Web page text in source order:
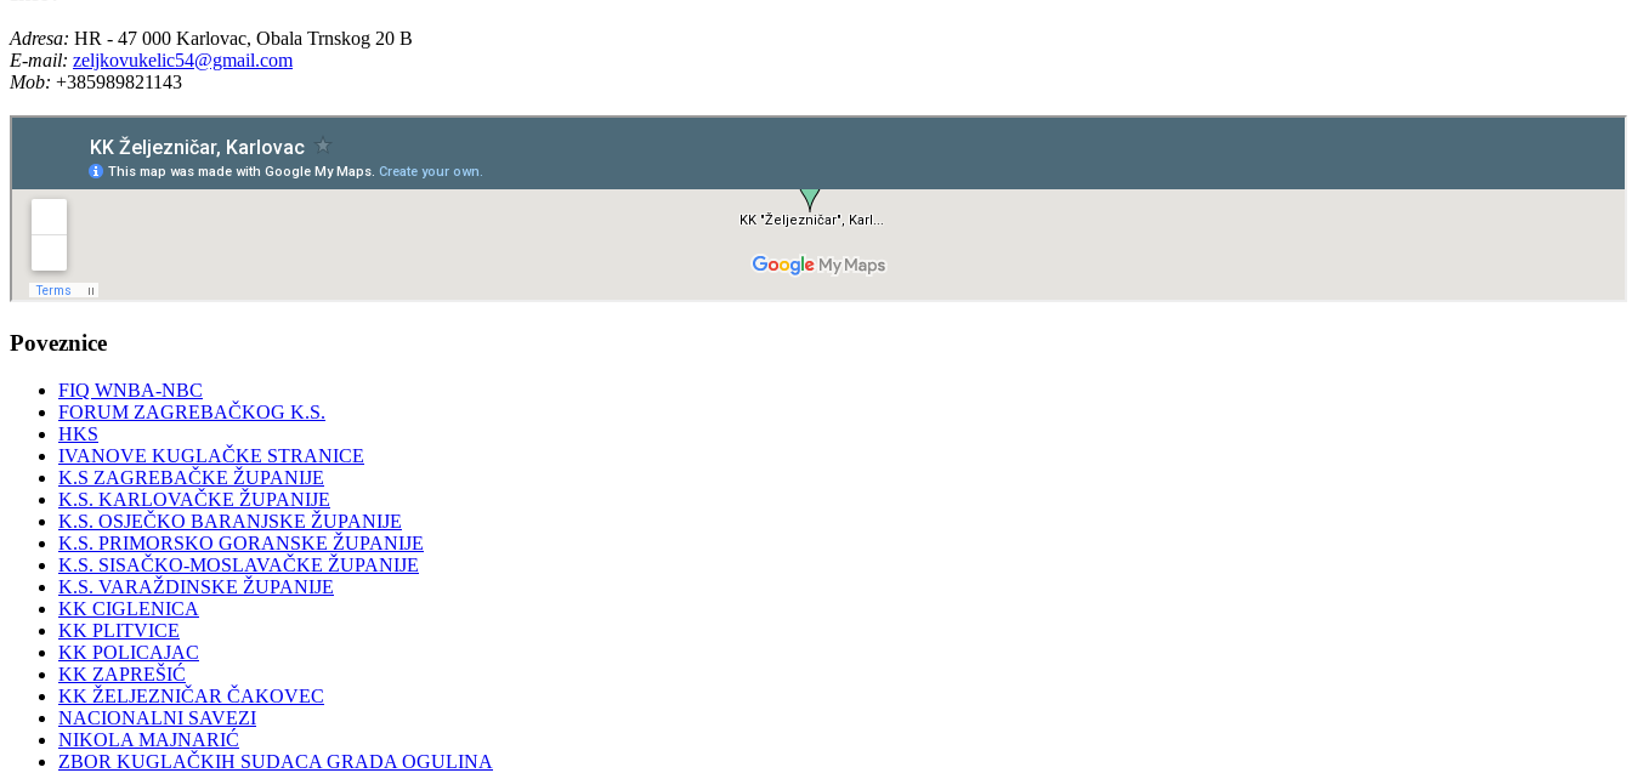
Adresa: HR - 47 000 Karlovac, Obala Trnskog 20 B
E-mail: zeljkovukelic54@gmail.com
Mob: +385989821143
Poveznice
FIQ WNBA-NBC
FORUM ZAGREBAČKOG K.S.
HKS
IVANOVE KUGLAČKE STRANICE
K.S ZAGREBAČKE ŽUPANIJE
K.S. KARLOVAČKE ŽUPANIJE
K.S. OSJEČKO BARANJSKE ŽUPANIJE
K.S. PRIMORSKO GORANSKE ŽUPANIJE
K.S. SISAČKO-MOSLAVAČKE ŽUPANIJE
K.S. VARAŽDINSKE ŽUPANIJE
KK CIGLENICA
KK PLITVICE
KK POLICAJAC
KK ZAPREŠIĆ
KK ŽELJEZNIČAR ČAKOVEC
NACIONALNI SAVEZI
NIKOLA MAJNARIĆ
ZBOR KUGLAČKIH SUDACA GRADA OGULINA